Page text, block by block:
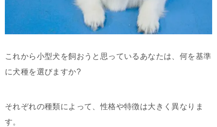
これから小型犬を飼おうと思っているあなたは、何を基準
に犬種を選びますか?
それぞれの種類によって、性格や特徴は大きく異なりま
す。